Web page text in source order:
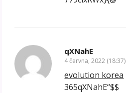
qXNahE
4 června, 2022 (18:37)
evolution korea
365qXNahE“$$